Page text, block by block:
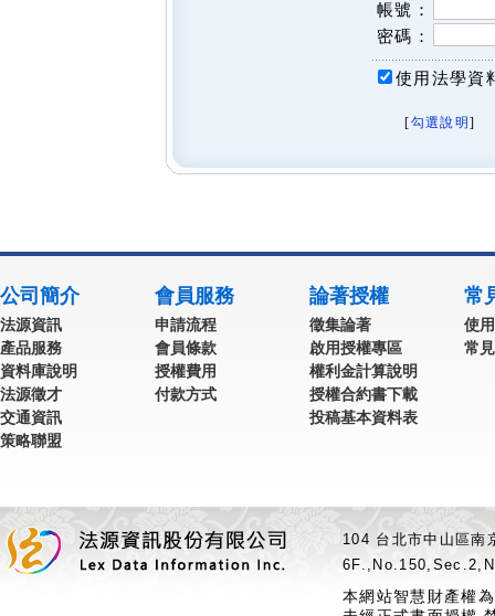
帳號：
密碼：
使用法學資
[勾選說明 ]
公司簡介
法源資訊
產品服務
資料庫說明
法源徵才
交通資訊
策略聯盟
會員服務
申請流程
會員條款
授權費用
付款方式
論著授權
徵集論著
啟用授權專區
權利金計算說明
授權合約書下載
投稿基本資料表
常
使
常
104 台北市中山區
本網站智慧財產權